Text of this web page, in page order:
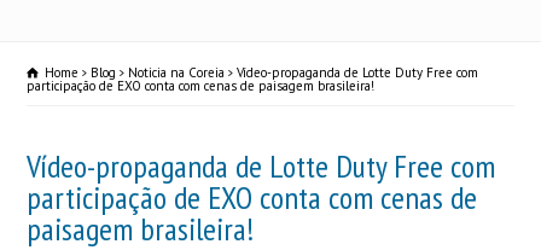
Home Blog Noticia na Coreia Vídeo-propaganda de Lotte Duty Free com
participação de EXO conta com cenas de paisagem brasileira!
Vídeo-propaganda de Lotte Duty Free com
participação de EXO conta com cenas de
paisagem brasileira!